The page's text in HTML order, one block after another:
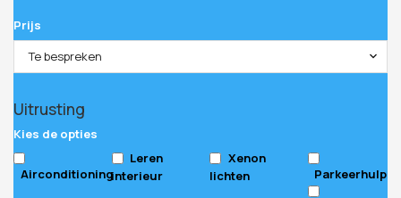
Prijs
Te bespreken
Uitrusting
Kies de opties
Airconditioning
Leren
interieur
Xenon
lichten
Parkeerhulp